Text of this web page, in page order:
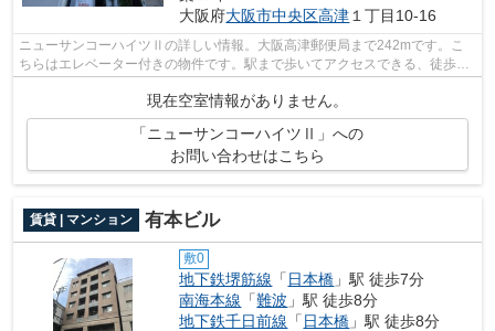
大阪府大阪市中央区高津１丁目10-16
ニューサンコーハイツⅡの詳しい情報。大阪高津郵便局まで242mです。こ
ちらはエレベーター付きの物件です。駅まで歩いてアクセスできる、徒歩5
現在空室情報がありません。
「ニューサンコーハイツⅡ」への
お問い合わせはこちら
賃貸 | マンション 有本ビル
敷0
地下鉄堺筋線 「 日本橋 」駅 徒歩7分
南海本線 「難波 」駅 徒歩8分
地下鉄千日前線 「 日本橋 」駅 徒歩8分